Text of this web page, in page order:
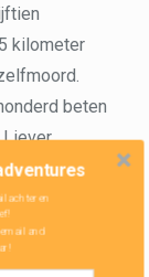
kilometer
beten
Liever
verder
kunnen
opnieuw
achter en
and